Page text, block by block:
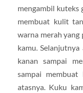
mengambil kuteks
membuat kulit
warna merah yang
kamu.
kanan sampai
sampai
atasnya. Kuku